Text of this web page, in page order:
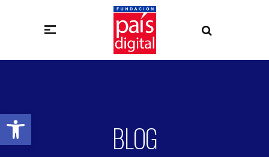
Abrir barra de herramientas
BLOG